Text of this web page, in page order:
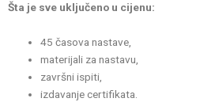
Šta je sve uključeno u cijenu:
45 časova nastave,
materijali za nastavu,
završni ispiti,
izdavanje certifikata.